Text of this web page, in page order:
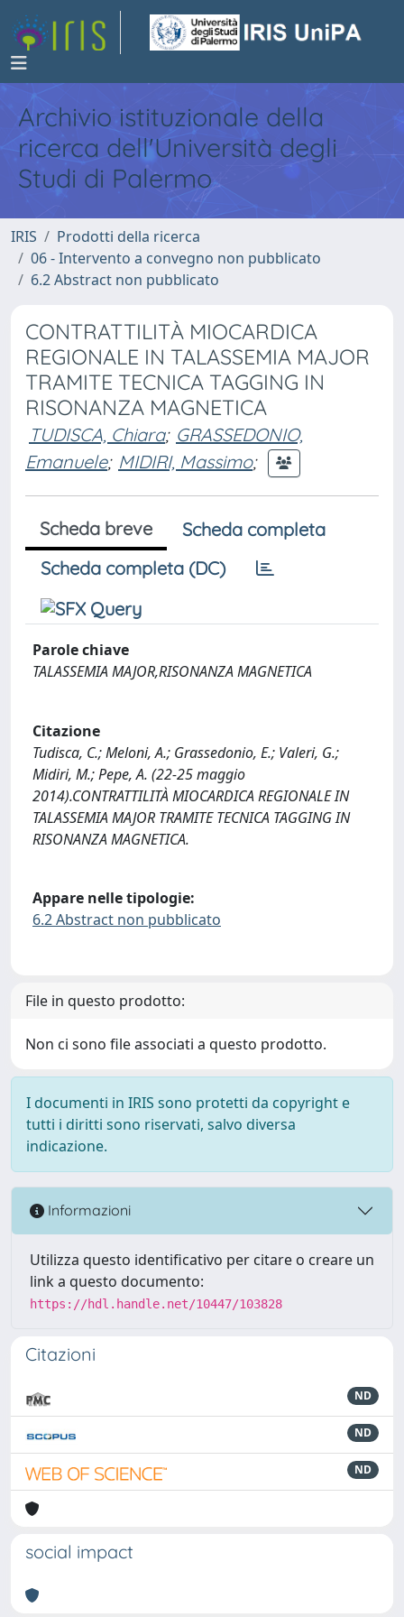
Archivio istituzionale della
ricerca dell'Università degli
Studi di Palermo
IRIS
Prodotti della ricerca
06 - Intervento a convegno non pubblicato
6.2 Abstract non pubblicato
CONTRATTILITÀ MIOCARDICA
REGIONALE IN TALASSEMIA MAJOR
TRAMITE TECNICA TAGGING IN
RISONANZA MAGNETICA
TUDISCA, Chiara; GRASSEDONIO,
Emanuele; MIDIRI, Massimo;
Scheda breve
Scheda completa
Scheda completa (DC)
Parole chiave
TALASSEMIA MAJOR,RISONANZA MAGNETICA
Citazione
Tudisca, C.; Meloni, A.; Grassedonio, E.; Valeri, G.;
Midiri, M.; Pepe, A. (22-25 maggio
2014).CONTRATTILITÀ MIOCARDICA REGIONALE IN
TALASSEMIA MAJOR TRAMITE TECNICA TAGGING IN
RISONANZA MAGNETICA.
Appare nelle tipologie:
6.2 Abstract non pubblicato
File in questo prodotto:
Non ci sono file associati a questo prodotto.
I documenti in IRIS sono protetti da copyright e
tutti i diritti sono riservati, salvo diversa
indicazione.
Informazioni
Utilizza questo identificativo per citare o creare un
link a questo documento:
https://hdl.handle.net/10447/103828
Citazioni
ND
ND
ND
social impact